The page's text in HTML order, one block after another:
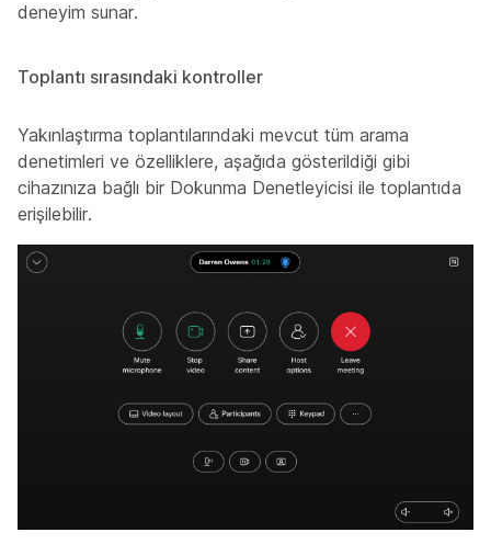
deneyim sunar.
Toplantı sırasındaki kontroller
Yakınlaştırma toplantılarındaki mevcut tüm arama
denetimleri ve özelliklere, aşağıda gösterildiği gibi
cihazınıza bağlı bir Dokunma Denetleyicisi ile toplantıda
erişilebilir.